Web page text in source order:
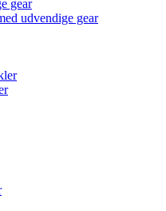
gear
udvendige gear